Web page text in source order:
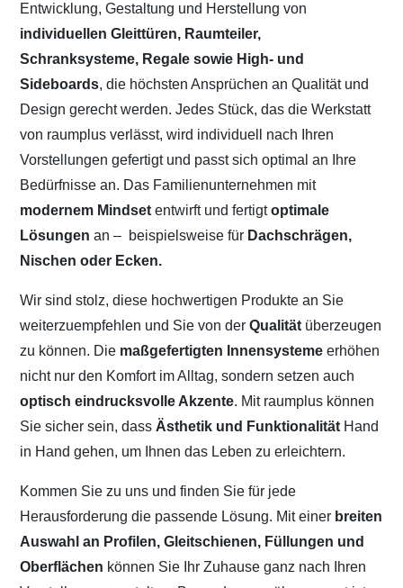
Entwicklung, Gestaltung und Herstellung von
individuellen Gleittüren, Raumteiler,
Schranksysteme, Regale sowie High- und
Sideboards, die höchsten Ansprüchen an Qualität und
Design gerecht werden. Jedes Stück, das die Werkstatt
von raumplus verlässt, wird individuell nach Ihren
Vorstellungen gefertigt und passt sich optimal an Ihre
Bedürfnisse an. Das Familienunternehmen mit
modernem Mindset entwirft und fertigtoptimale
Lösungen an – beispielsweise für Dachschrägen,
Nischen oder Ecken.
Wir sind stolz, diese hochwertigen Produkte an Sie
weiterzuempfehlen und Sie von derQualität überzeugen
zu können. Die maßgefertigten Innensystemeerhöhen
nicht nur den Komfort im Alltag, sondern setzen auch
optisch eindrucksvolle Akzente. Mit raumplus können
Sie sicher sein, dass Ästhetik und Funktionalität Hand
in Hand gehen, um Ihnen das Leben zu erleichtern.
Kommen Sie zu uns und finden Sie für jede
Herausforderung die passende Lösung. Mit einer breiten
Auswahl an Profilen, Gleitschienen, Füllungen und
Oberflächen können Sie Ihr Zuhause ganz nach Ihren